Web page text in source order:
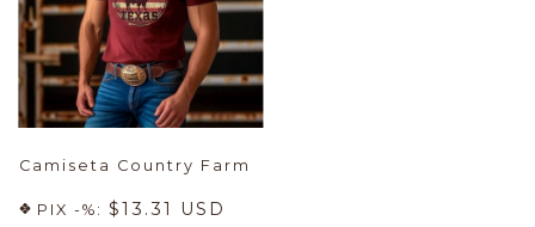
Camiseta Country Farm
PIX -%: $13.31 USD